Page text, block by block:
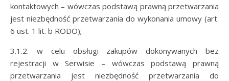
kontaktowych – wówczas podstawą prawną przetwarzania
jest niezbędność przetwarzania do wykonania umowy (art.
6 ust. 1 lit. b RODO);
3.1.2. w celu obsługi zakupów dokonywanych bez
rejestracji w Serwisie – wówczas podstawą prawną
przetwarzania jest niezbędność przetwarzania do